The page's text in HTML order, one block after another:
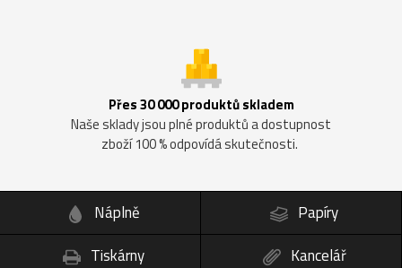
Přes 30 000 produktů skladem
Naše sklady jsou plné produktů a dostupnost
zboží 100 % odpovídá skutečnosti.
Náplně
Papíry
Tiskárny
Kancelář